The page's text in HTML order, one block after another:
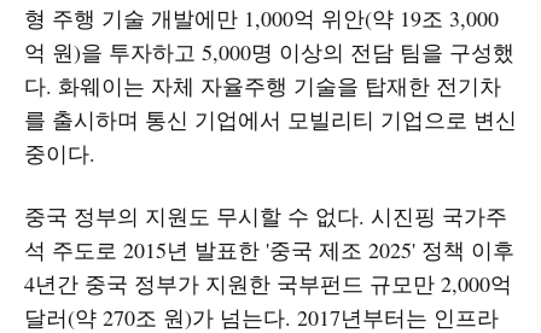
형 주행 기술 개발에만 1,000억 위안(약 19조 3,000
억 원)을 투자하고 5,000명 이상의 전담 팀을 구성했
다. 화웨이는 자체 자율주행 기술을 탑재한 전기차
를 출시하며 통신 기업에서 모빌리티 기업으로 변신
중이다.
중국 정부의 지원도 무시할 수 없다. 시진핑 국가주
석 주도로 2015년 발표한 '중국 제조 2025' 정책 이후
4년간 중국 정부가 지원한 국부펀드 규모만 2,000억
달러(약 270조 원)가 넘는다. 2017년부터는 인프라